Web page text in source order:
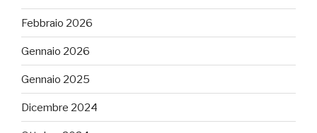
Febbraio 2026
Gennaio 2026
Gennaio 2025
Dicembre 2024